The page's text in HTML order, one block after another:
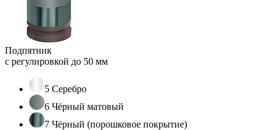
Подпятник
с регулировкой до 50 мм
5 Серебро
6 Чёрный матовый
7 Чёрный (порошковое покрытие)